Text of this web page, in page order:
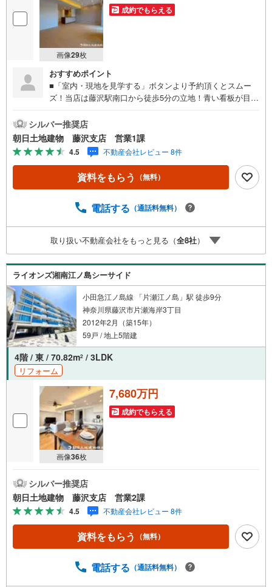
画像29枚
成約でもらえる
おすすめポイント
■「室内・現地を見学する」ボタンより予約頂くとスムー
ズ！当店は藤沢駅南口から徒歩5分の立地！青い看板が目印
ナーなど、お子様にも退屈せずにお過ごし頂けます。■ テ
レワークで作業効率のUP化オウチ時間で人生を豊かにする
ためにONとOFFを切り替えて、家族との時間も増えて幸せ
マイホームを！■ 住宅ローンのご相談承ります。■住まい選
びはフィーリングも大切です。現地の空気や雰囲気を感じ
てみましょう。営業スタッフまでお問合せくださいませ。■
ですが住まい選びはフィーリングも大切です。現地の空気
ですお客様のこだわりを聞かせてください！■ ご来店時に
はお車の無料提携駐車場ございます。詳しくは営業スタッ
フまでお問合せくださいませ！■周辺の教育施設やスーパ
ー、ドラックストア等の情報、災害情報等がわかる「物件
レポート」お渡します■他の物件と併せてご案内もOK-ご自
宅や指定場所から無料送迎もOK-当日見学もOKです!!
シルバー推奨店
朝日土地建物 藤沢支店 営業1課
4.5 不動産会社レビュー 8件
資料をもらう （無料）
電話する （通話料無料）
取り扱い不動産会社をもっと見る（全8社）
ライオンズ湘南江ノ島シーサイド
小田急江ノ島線 「片瀬江ノ島」駅 徒歩9分
神奈川県藤沢市片瀬海岸3丁目
2012年2月（築15年）
59戸 / 地上5階建
4階 / 東 / 70.82m2 / 3LDK
リフォーム
画像36枚
7,680万円
成約でもらえる
シルバー推奨店
朝日土地建物 藤沢支店 営業2課
4.5 不動産会社レビュー 8件
資料をもらう （無料）
電話する （通話料無料）